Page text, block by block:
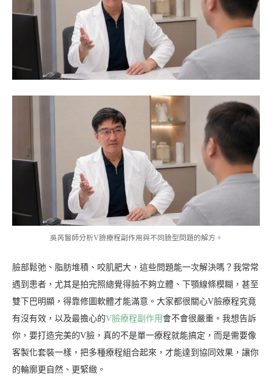
吳芮醫師分析V臉療程副作用與不同臉型問題的解方。
臉部鬆弛、脂肪堆積、咬肌肥大，這些問題能一次解決嗎？我常常
遇到患者，尤其是拍完照總覺得臉不夠立體、下顎線條模糊，甚至
雙下巴明顯，得靠修圖軟體才能滿意。大家都很關心V臉療程究竟
有沒有效，以及最擔心的V臉療程副作用 會不會很嚴重。我想告訴
你，要打造完美的V臉，真的不是單一療程就能搞定，而是需要像
客製化套裝一樣，把多種療程組合起來，才能達到協同效果，讓你
的輪廓更自然、更緊緻。